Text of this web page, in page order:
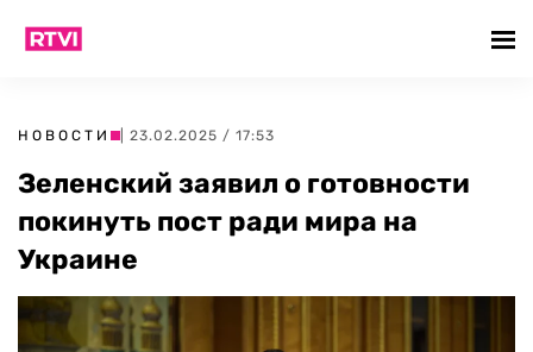
НОВОСТИ | 23.02.2025 / 17:53
Зеленский заявил о готовности
покинуть пост ради мира на
Украине